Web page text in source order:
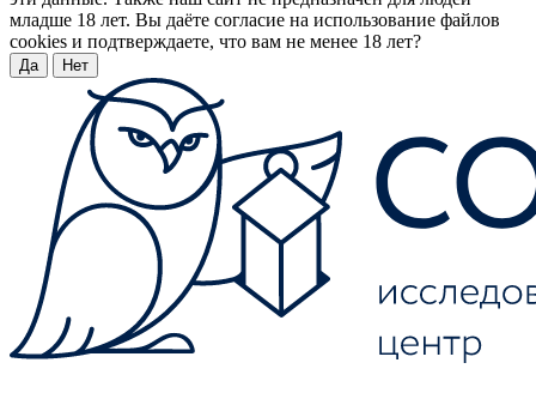
младше 18 лет. Вы даёте согласие на использование файлов
cookies и подтверждаете, что вам не менее 18 лет?
Да Нет